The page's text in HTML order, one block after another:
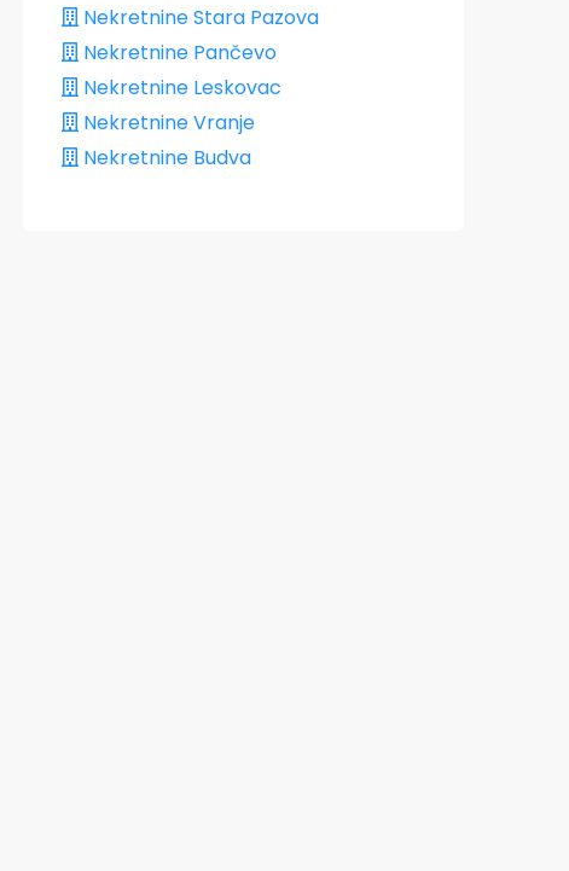
Nekretnine Stara Pazova
Nekretnine Pančevo
Nekretnine Leskovac
Nekretnine Vranje
Nekretnine Budva